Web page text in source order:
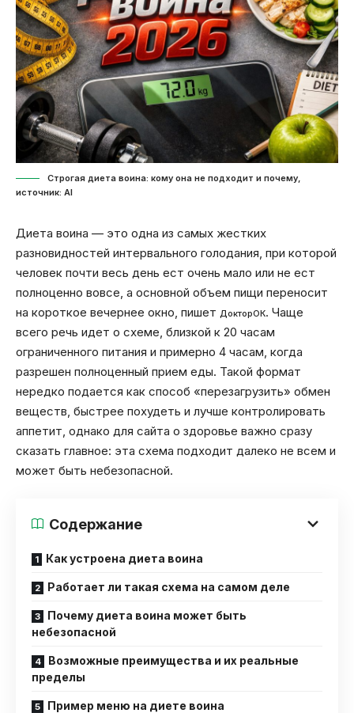
Строгая диета воина: кому она не подходит и почему,
источник: Al
Диета воина — это одна из самых жестких
разновидностей интервального голодания, при которой
человек почти весь день ест очень мало или не ест
полноценно вовсе, а основной объем пищи переносит
на короткое вечернее окно, пишет ДокторОК. Чаще
всего речь идет о схеме, близкой к 20 часам
ограниченного питания и примерно 4 часам, когда
разрешен полноценный прием еды. Такой формат
нередко подается как способ «перезагрузить» обмен
веществ, быстрее похудеть и лучше контролировать
аппетит, однако для сайта о здоровье важно сразу
сказать главное: эта схема подходит далеко не всем и
может быть небезопасной.
Содержание
Как устроена диета воина
Работает ли такая схема на самом деле
Почему диета воина может быть
небезопасной
Возможные преимущества и их реальные
пределы
Пример меню на диете воина